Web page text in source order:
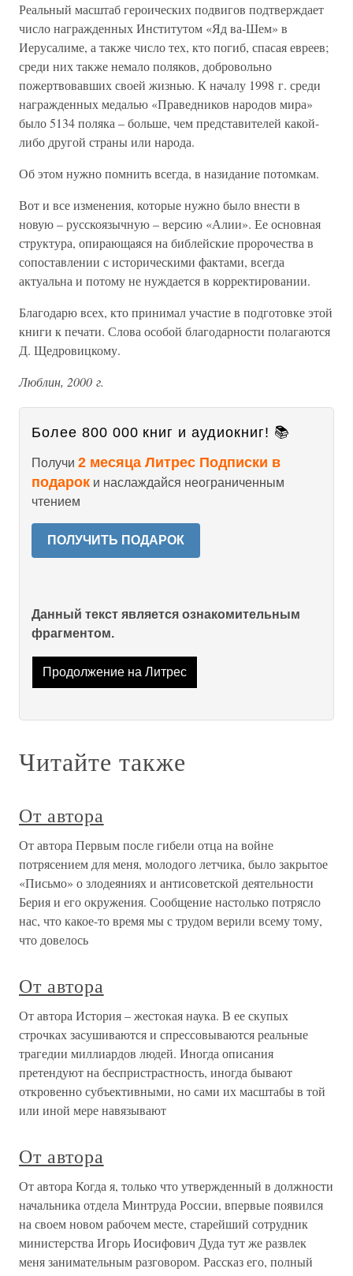
Реальный масштаб героических подвигов подтверждает
число награжденных Институтом «Яд ва-Шем» в
Иерусалиме, а также число тех, кто погиб, спасая евреев;
среди них также немало поляков, добровольно
пожертвовавших своей жизнью. К началу 1998 г. среди
награжденных медалью «Праведников народов мира»
было 5134 поляка – больше, чем представителей какой-
либо другой страны или народа.
Об этом нужно помнить всегда, в назидание потомкам.
Вот и все изменения, которые нужно было внести в
новую – русскоязычную – версию «Алии». Ее основная
структура, опирающаяся на библейские пророчества в
сопоставлении с историческими фактами, всегда
актуальна и потому не нуждается в корректировании.
Благодарю всех, кто принимал участие в подготовке этой
книги к печати. Слова особой благодарности полагаются
Д. Щедровицкому.
Люблин, 2000 г.
Более 800 000 книг и аудиокниг! 📚
Получи 2 месяца Литрес Подписки в
подарок и наслаждайся неограниченным
чтением
ПОЛУЧИТЬ ПОДАРОК
Данный текст является ознакомительным
фрагментом.
Продолжение на Литрес
Читайте также
От автора
От автора Первым после гибели отца на войне
потрясением для меня, молодого летчика, было закрытое
«Письмо» о злодеяниях и антисоветской деятельности
Берия и его окружения. Сообщение настолько потрясло
нас, что какое-то время мы с трудом верили всему тому,
что довелось
От автора
От автора История – жестокая наука. В ее скупых
строчках засушиваются и спрессовываются реальные
трагедии миллиардов людей. Иногда описания
претендуют на беспристрастность, иногда бывают
откровенно субъективными, но сами их масштабы в той
или иной мере навязывают
От автора
От автора Когда я, только что утвержденный в должности
начальника отдела Минтруда России, впервые появился
на своем новом рабочем месте, старейший сотрудник
министерства Игорь Иосифович Дуда тут же развлек
меня занимательным разговором. Рассказ его, полный